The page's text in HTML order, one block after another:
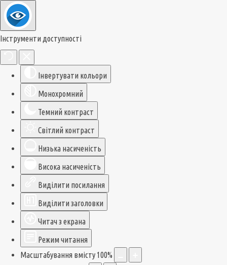
Інструменти доступності
Інвертувати кольори
Монохромний
Темний контраст
Світлий контраст
Низька насиченість
Висока насиченість
Виділити посилання
Виділити заголовки
Читач з екрана
Режим читання
Масштабування вмісту 100%